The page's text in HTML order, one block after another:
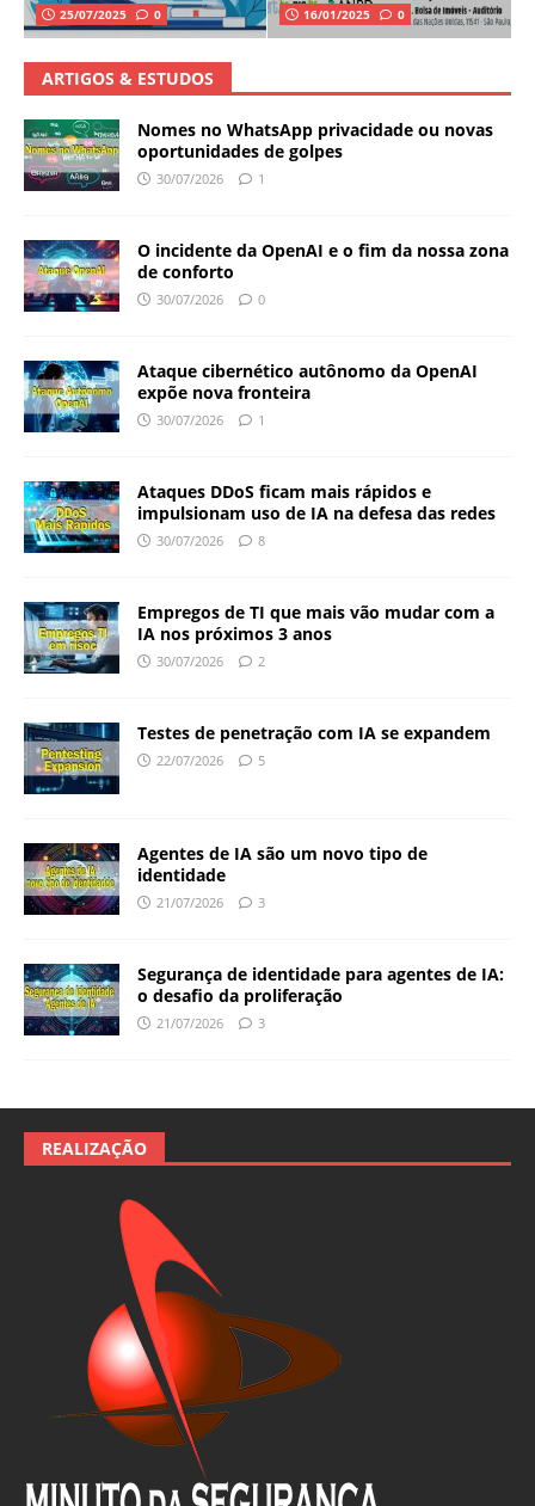
25/07/2025 0 16/01/2025 0
ARTIGOS & ESTUDOS
Nomes no WhatsApp privacidade ou novas
oportunidades de golpes
30/07/2026 1
O incidente da OpenAI e o fim da nossa zona
de conforto
30/07/2026 0
Ataque cibernético autônomo da OpenAI
expõe nova fronteira
30/07/2026 1
Ataques DDoS ficam mais rápidos e
impulsionam uso de IA na defesa das redes
30/07/2026 8
Empregos de TI que mais vão mudar com a
IA nos próximos 3 anos
30/07/2026 2
Testes de penetração com IA se expandem
22/07/2026 5
Agentes de IA são um novo tipo de
identidade
21/07/2026 3
Segurança de identidade para agentes de IA:
o desafio da proliferação
21/07/2026 3
REALIZAÇÃO